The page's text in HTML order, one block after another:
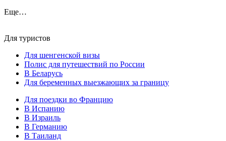
Еще…
Для туристов
Для шенгенской визы
Полис для путешествий по России
В Беларусь
Для беременных выезжающих за границу
Для поездки во Францию
В Испанию
В Израиль
В Германию
В Таиланд